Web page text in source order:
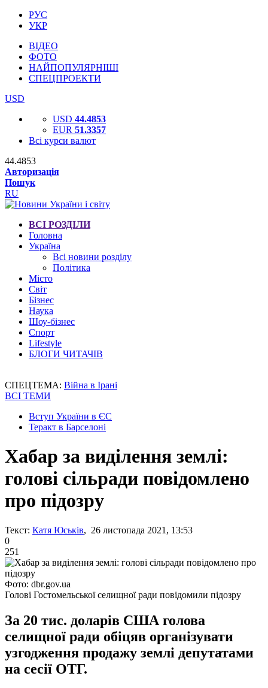
РУС
УКР
ВІДЕО
ФОТО
НАЙПОПУЛЯРНІШІ
СПЕЦПРОЕКТИ
USD
USD 44.4853
EUR 51.3357
Всі курси валют
44.4853
Авторизація
Пошук
RU
ВСІ РОЗДІЛИ
Головна
Україна
Всі новини розділу
Політика
Місто
Світ
Бізнес
Наука
Шоу-бізнес
Спорт
Lifestyle
БЛОГИ ЧИТАЧІВ
СПЕЦТЕМА: Війна в Ірані
ВСІ ТЕМИ
Вступ України в ЄС
Теракт в Барселоні
Хабар за виділення землі:
голові сільради повідомлено
про підозру
Текст: Катя Юськів, 26 листопада 2021, 13:53
0
251
Фото: dbr.gov.ua
Голові Гостомельської селищної ради повідомили підозру
За 20 тис. доларів США голова
селищної ради обіцяв організувати
узгодження продажу землі депутатами
на сесії ОТГ.